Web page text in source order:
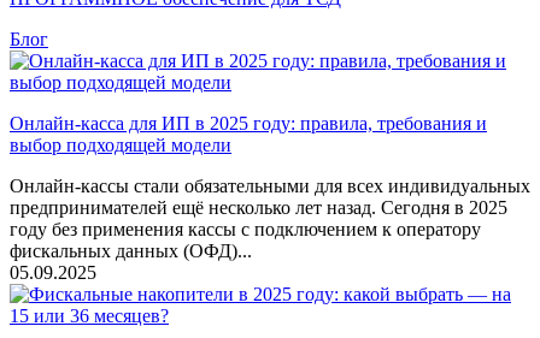
Блог
Онлайн-касса для ИП в 2025 году: правила, требования и
выбор подходящей модели
Онлайн-кассы стали обязательными для всех индивидуальных
предпринимателей ещё несколько лет назад. Сегодня в 2025
году без применения кассы с подключением к оператору
фискальных данных (ОФД)...
05.09.2025